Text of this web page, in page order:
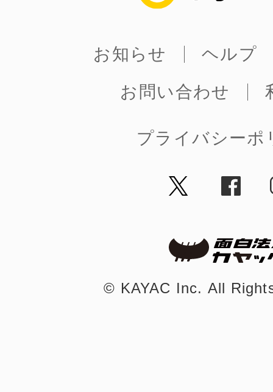
お知らせ
ヘルプ
お問い合わせ
プライバシーポ
©︎ KAYAC Inc. All
©︎ KAYAC Inc.All